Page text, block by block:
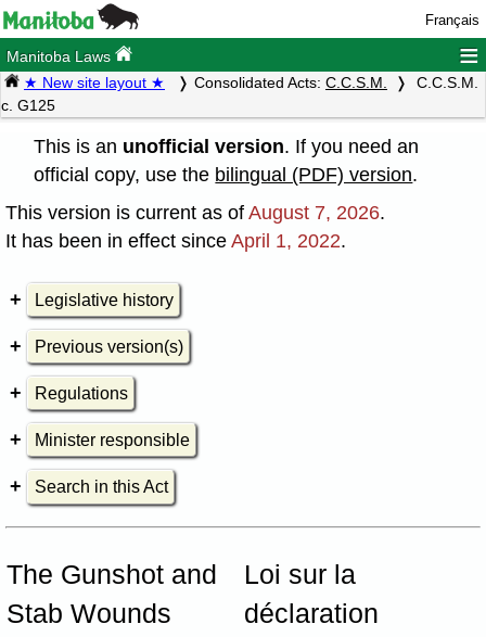
Français
Manitoba Laws ≡
★ New site layout ★ Consolidated Acts: C.C.S.M.
C.C.S.M.
c. G125
This is an unofficial version. If you need an
official copy, use the bilingual (PDF) version.
This version is current as of August 7, 2026.
It has been in effect since April 1, 2022.
Legislative history
Previous version(s)
Regulations
Minister responsible
Search in this Act
The Gunshot and
Stab Wounds
Loi sur la
déclaration